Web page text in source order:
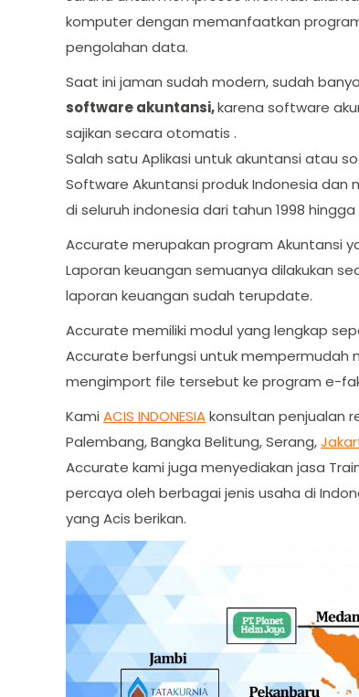
komputer dengan memanfaatkan
pengolahan data.
Saat ini jaman sudah modern, sudah
software akuntansi,karena software
sajikan secara otomatis .
Salah satu Aplikasi untuk akuntansi atau
Software Akuntansi produk Indonesia dan
di seluruh indonesia dari tahun 1998
Accurate merupakan program Akuntansi
Laporan keuangan semuanya dilakukan
laporan keuangan sudah terupdate.
Accurate memiliki modul yang lengkap
Accurate berfungsi untuk mempermudah
mengimport file tersebut ke program e-
Kami ACIS INDONESIAkonsultan penjualan
Palembang, Bangka Belitung, Serang,
Accurate kami juga menyediakan jasa
percaya oleh berbagai jenis usaha di
yang Acis berikan.